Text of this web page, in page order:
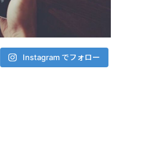
Instagram でフォロー